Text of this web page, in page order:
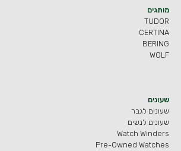
מותגים
TUDOR
CERTINA
BERING
WOLF
שעונים
שעונים לגבר
שעונים לנשים
Watch Winders
Pre-Owned Watches